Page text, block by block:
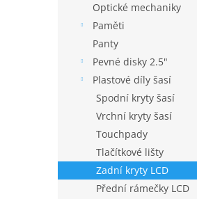
Optické mechaniky
Paměti
Panty
Pevné disky 2.5"
Plastové díly šasí
Spodní kryty šasí
Vrchní kryty šasí
Touchpady
Tlačítkové lišty
Zadní kryty LCD
Přední rámečky LCD